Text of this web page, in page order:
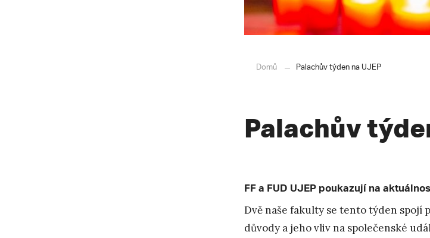
Domů Palachův týden na UJEP
Palachův
FF a FUD UJEP poukazují na
Dvě naše fakulty se tento týden spojí
důvody a jeho vliv na společenské